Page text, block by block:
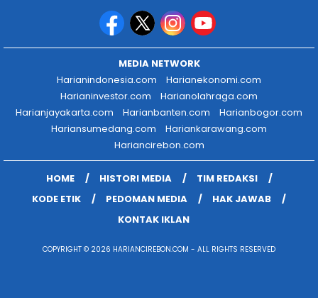
MEDIA NETWORK
Harianindonesia.com
Harianekonomi.com
Harianinvestor.com
Harianolahraga.com
Harianjayakarta.com
Harianbanten.com
Harianbogor.com
Hariansumedang.com
Hariankarawang.com
Hariancirebon.com
HOME HISTORI MEDIA
TIM REDAKSI
KODE ETIK
PEDOMAN MEDIA
HAK JAWAB
KONTAK IKLAN
COPYRIGHT © 2026 HARIANCIREBON.COM - ALL RIGHTS RESERVED